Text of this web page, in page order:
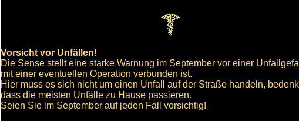
Vorsicht vor Unfällen!
Die Sense stellt eine starke Warnung im September vor einer
mit einer eventuellen Operation verbunden ist.
Hier muss es sich nicht um einen Unfall auf der Straße handeln,
dass die meisten Unfälle zu Hause passieren.
Seien Sie im September auf jeden Fall vorsichtig!